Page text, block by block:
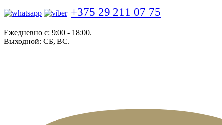
+375 29 211 07 75
Ежедневно с: 9:00 - 18:00.
Выходной: СБ, ВС.